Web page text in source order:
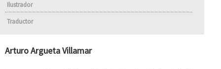
Ilustrador
Traductor
Arturo Argueta Villamar